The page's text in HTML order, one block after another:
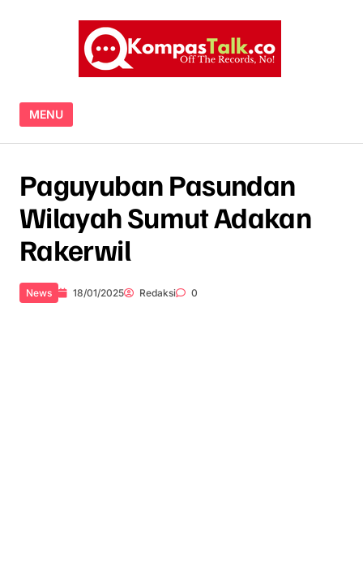
MENU
Paguyuban Pasundan
Wilayah Sumut Adakan
Rakerwil
News 18/01/2025 Redaksi 0